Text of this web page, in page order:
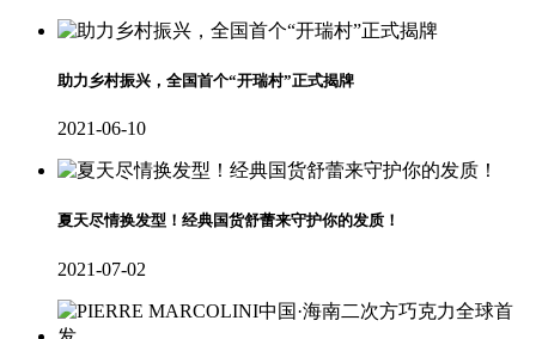
助力乡村振兴，全国首个“开瑞村”正式揭牌
2021-06-10
夏天尽情换发型！经典国货舒蕾来守护你的发质！
2021-07-02